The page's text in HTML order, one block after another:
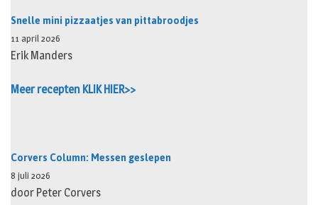
Snelle mini pizzaatjes van pittabroodjes
11 april 2026
Erik Manders
Meer recepten KLIK HIER>>
Corvers Column: Messen geslepen
8 juli 2026
door Peter Corvers